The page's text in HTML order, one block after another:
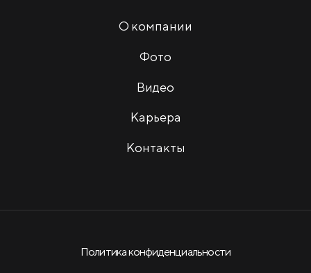
О компании
Фото
Видео
Карьера
Контакты
Политика конфиденциальности